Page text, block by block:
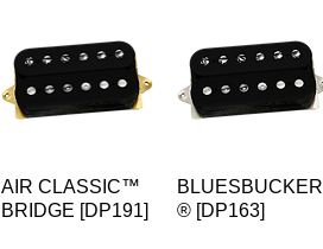
AIR CLASSIC™
BRIDGE [DP191]
BLUESBUCKER
® [DP163]